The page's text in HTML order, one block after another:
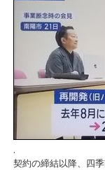
契約の締結以降、四